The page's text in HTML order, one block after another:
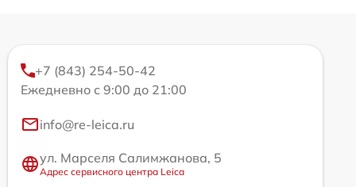
+7 (843) 254-50-42
Ежедневно с 9:00 до 21:00
info@re-leica.ru
ул. Марселя Салимжанова, 5
Адрес сервисного центра Leica